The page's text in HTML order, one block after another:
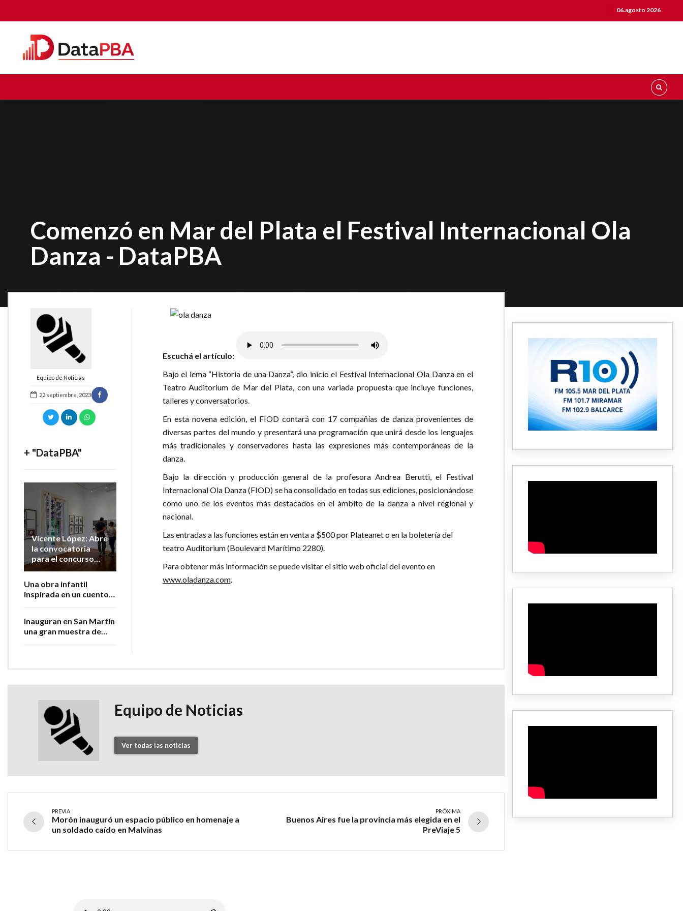
06.agosto 2026
Comenzó en Mar del Plata el Festival Internacional Ola
Danza - DataPBA
Equipo de Noticias
22 septiembre, 2023
+ "DataPBA"
Vicente López: Abre
la convocatoria
para el concurso
Una obra infantil
inspirada en un cuento
Inauguran en San Martín
una gran muestra de
Escuchá el artículo:
Bajo el lema “Historia de una Danza”, dio inicio el Festival Internacional Ola Danza en el
Teatro Auditorium de Mar del Plata, con una variada propuesta que incluye funciones,
talleres y conversatorios.
En esta novena edición, el FIOD contará con 17 compañías de danza provenientes de
diversas partes del mundo y presentará una programación que unirá desde los lenguajes
más tradicionales y conservadores hasta las expresiones más contemporáneas de la
danza.
Bajo la dirección y producción general de la profesora Andrea Berutti, el Festival
Internacional Ola Danza (FIOD) se ha consolidado en todas sus ediciones, posicionándose
como uno de los eventos más destacados en el ámbito de la danza a nivel regional y
nacional.
Las entradas a las funciones están en venta a $500 por Plateanet o en la boletería del
teatro Auditorium (Boulevard Marítimo 2280).
Para obtener más información se puede visitar el sitio web oficial del evento en
www.oladanza.com.
Equipo de Noticias
Ver todas las noticias
PREVIA
Morón inauguró un espacio público en homenaje a
un soldado caído en Malvinas
PRÓXIMA
Buenos Aires fue la provincia más elegida en el
PreViaje 5